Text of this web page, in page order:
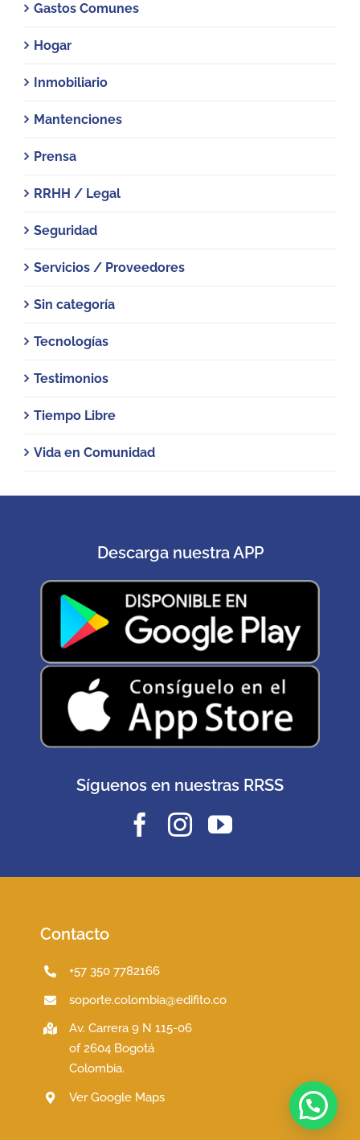
Gastos Comunes
Hogar
Inmobiliario
Mantenciones
Prensa
RRHH / Legal
Seguridad
Servicios / Proveedores
Sin categoría
Tecnologías
Testimonios
Tiempo Libre
Vida en Comunidad
Descarga nuestra APP
Síguenos en nuestras RRSS
Contacto
+57 350 7782166
soporte.colombia@edifito.co
Av. Carrera 9 N 115-06
of 2604 Bogotá
Colombia.
Ver Google Maps